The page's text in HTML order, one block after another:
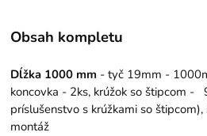
Obsah kompletu
Dĺžka 1000 mm - tyč 19mm -
koncovka - 2ks, krúžok so štipcom -
príslušenstvo s krúžkami so
montáž